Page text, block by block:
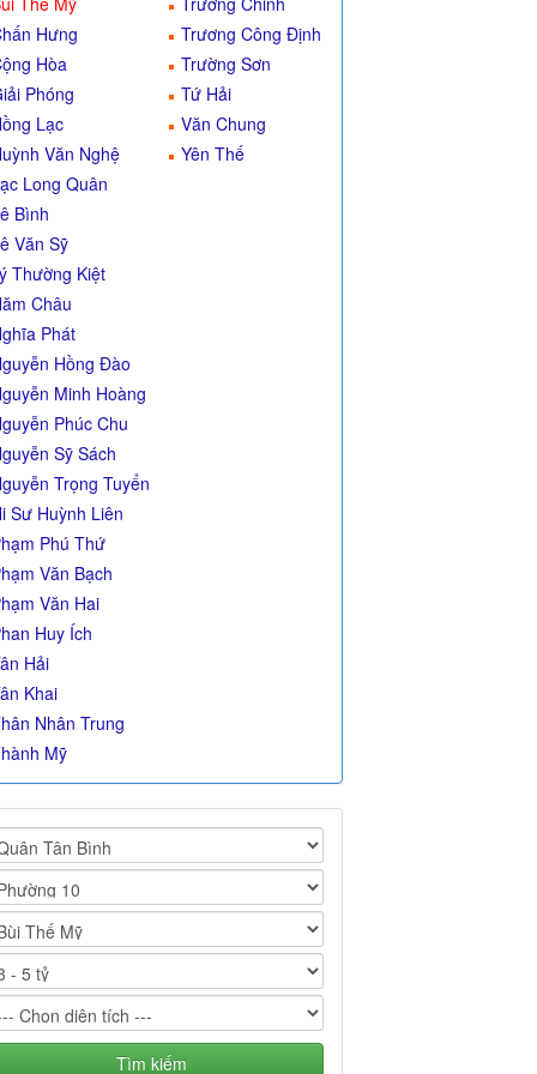
Hưng
Hòa
Phóng
Lạc
Văn Nghệ
Long Quân
Bình
Văn Sỹ
Thường Kiệt
Châu
Phát
Hồng Đào
Minh Hoàng
Phúc Chu
Sỹ Sách
Trọng Tuyển
Sư Huỳnh Liên
Phú Thứ
Văn Bạch
Văn Hai
Huy Ích
Hải
Khai
Nhân Trung
Mỹ
Trương Công Định
Trường Sơn
Tứ Hải
Văn Chung
Yên Thế
Tìm kiếm